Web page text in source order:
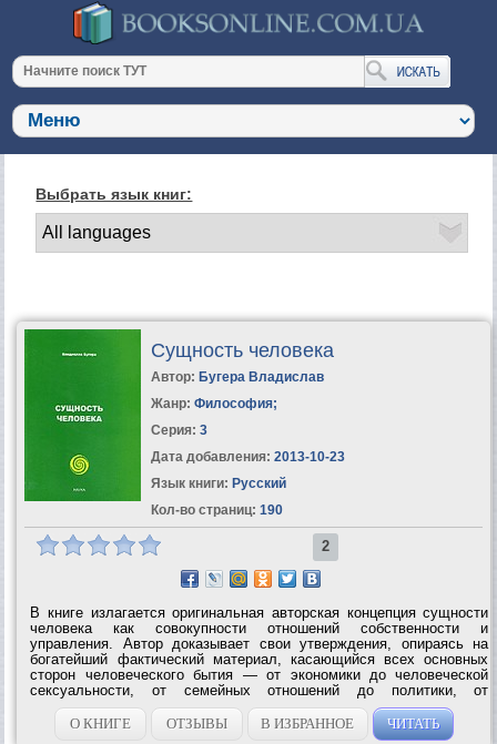
Выбрать язык книг:
Сущность человека
Автор: Бугера Владислав
Жанр: Философия;
Серия: 3
Дата добавления: 2013-10-23
Язык книги: Русский
Кол-во страниц: 190
2
В книге излагается оригинальная авторская концепция сущности
человека как совокупности отношений собственности и
управления. Автор доказывает свои утверждения, опираясь на
богатейший фактический материал, касающийся всех основных
сторон человеческого бытия — от экономики до человеческой
сексуальности, от семейных отношений до политики, от
индивидуальной и массовой психики до религии. В этой книге
читатели откроют для себя...
О КНИГЕ ОТЗЫВЫ В ИЗБРАННОЕ ЧИТАТЬ